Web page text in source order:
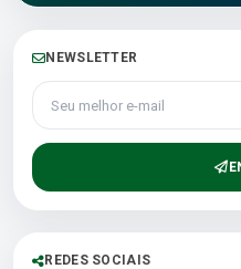
NEWSLETTER
Seu melhor e-mail
REDES SOCIAIS